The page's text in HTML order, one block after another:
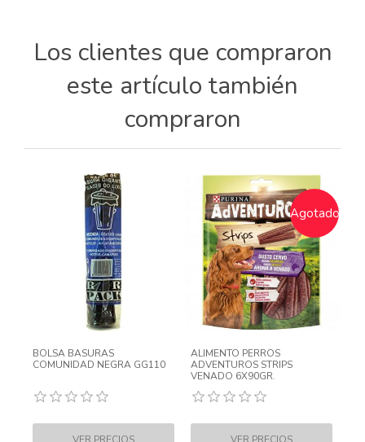
Los clientes que compraron
este artículo también
compraron
BOLSA BASURAS
COMUNIDAD NEGRA GG110
Agotado
ALIMENTO PERROS
ADVENTUROS STRIPS
VENADO 6X90GR.